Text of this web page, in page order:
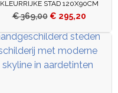
KLEURRIJKE STAD 120X90CM
€369,00 € 295,20